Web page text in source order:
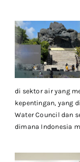
di sektor air yang
kepentingan, yang
Water Council dan
dimana Indonesia